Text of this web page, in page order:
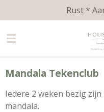
direct
naar
Rust *
Mandala Tekenclub
Iedere 2 weken bezig
mandala.